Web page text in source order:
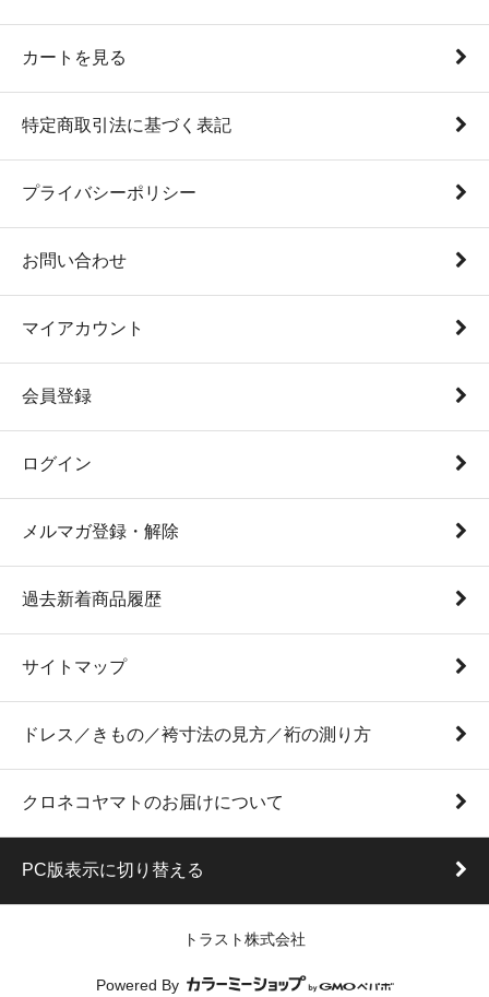
カートを見る
特定商取引法に基づく表記
プライバシーポリシー
お問い合わせ
マイアカウント
会員登録
ログイン
メルマガ登録・解除
過去新着商品履歴
サイトマップ
ドレス／きもの／袴寸法の見方／裄の測り方
クロネコヤマトのお届けについて
PC版表示に切り替える
トラスト株式会社
Powered By